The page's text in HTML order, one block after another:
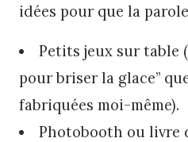
idées pour que la
Petits jeux sur table
pour briser la glace”
fabriquées moi-même).
Photobooth ou livre